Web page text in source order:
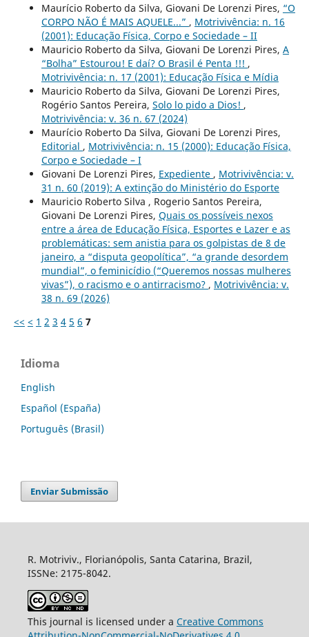
Maurício Roberto da Silva, Giovani De Lorenzi Pires, “O
CORPO NÃO É MAIS AQUELE...” , Motrivivência: n. 16
(2001): Educação Física, Corpo e Sociedade – II
Mauricio Roberto da Silva, Giovani De Lorenzi Pires, A
“Bolha” Estourou! E daí? O Brasil é Penta !!! ,
Motrivivência: n. 17 (2001): Educação Física e Mídia
Mauricio Roberto da Silva, Giovani De Lorenzi Pires,
Rogério Santos Pereira, Solo lo pido a Dios! ,
Motrivivência: v. 36 n. 67 (2024)
Maurício Roberto Da Silva, Giovani De Lorenzi Pires,
Editorial , Motrivivência: n. 15 (2000): Educação Física,
Corpo e Sociedade – I
Giovani De Lorenzi Pires, Expediente , Motrivivência: v.
31 n. 60 (2019): A extinção do Ministério do Esporte
Mauricio Roberto Silva , Rogerio Santos Pereira,
Giovani De Lorenzi Pires, Quais os possíveis nexos
entre a área de Educação Física, Esportes e Lazer e as
problemáticas: sem anistia para os golpistas de 8 de
janeiro, a “disputa geopolítica”, “a grande desordem
mundial”, o feminicídio (“Queremos nossas mulheres
vivas”), o racismo e o antirracismo? , Motrivivência: v.
38 n. 69 (2026)
<< < 1 2 3 4 5 6 7
Idioma
English
Español (España)
Português (Brasil)
Enviar Submissão
R. Motriviv., Florianópolis, Santa Catarina, Brazil,
ISSNe: 2175-8042.
This journal is licensed under a Creative Commons